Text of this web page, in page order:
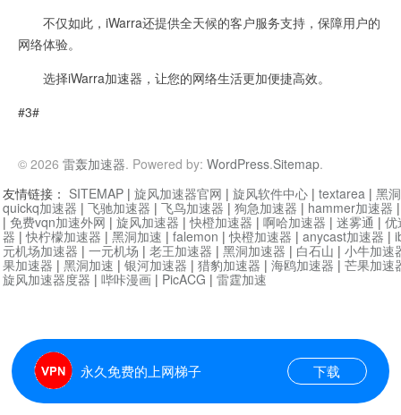
不仅如此，iWarra还提供全天候的客户服务支持，保障用户的
网络体验。
选择iWarra加速器，让您的网络生活更加便捷高效。
#3#
© 2026 雷轰加速器. Powered by: WordPress.Sitemap.
永久免费的上网梯子 下载
友情链接： SITEMAP | 旋风加速器官网 | 旋风软件中心 | textarea | 黑
quickq加速器 | 飞驰加速器 | 飞鸟加速器 | 狗急加速器 | hammer加速器
| 免费vqn加速外网 | 旋风加速器 |快橙加速器 | 啊哈加速器 | 迷雾通 | 优
器 |快柠檬加速器 | 黑洞加速 | falemon |快橙加速器 | anycast加速器 |
元机场加速器 | 一元机场 | 老王加速器 | 黑洞加速器 | 白石山 | 小牛加速
果加速器 | 黑洞加速 | 银河加速器 | 猎豹加速器 | 海鸥加速器 | 芒果加速
旋风加速器度器 | 哔咔漫画 | PicACG | 雷霆加速